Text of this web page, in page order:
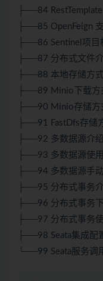
├──84
├──85 OpenFeign
├──86 Sentinel项目
├──87 分布式文件
├──88 本地存储方
├──89 Minio下载方
├──90 Minio存储方
├──91 FastDfs存储
├──92 多数据源介
├──93 多数据源使
├──94 多数据源手
├──95 分布式事务
├──96 分布式事务
├──97 分布式事务
├──98 Seata集成配
└──99 Seata服务调